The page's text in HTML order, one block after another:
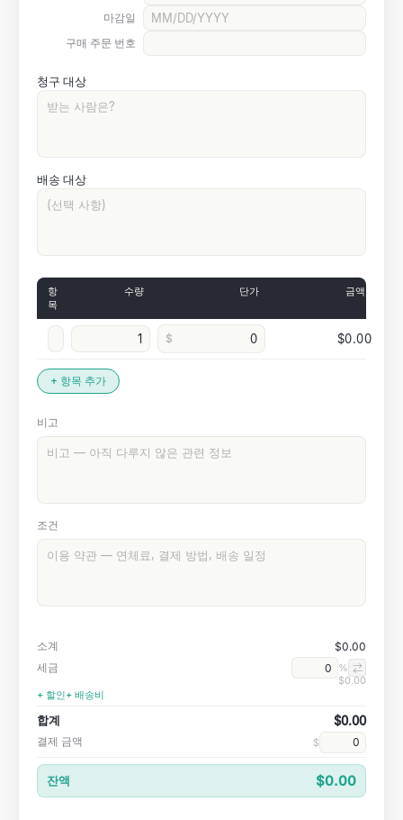
마감일
구매 주문 번호
청구 대상
배송 대상
항
목
수량 단가 금액
$ $0.00
+ 항목 추가
비고
조건
소계
$0.00
세금
% ⇄
$0.00
+ 할인+ 배송비
합계 $0.00
결제 금액 $
잔액 $0.00